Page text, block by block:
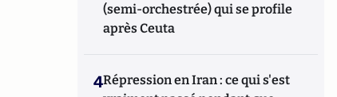
(semi-orchestrée) qui se profile
après Ceuta
4Répression en Iran : ce qui s'est